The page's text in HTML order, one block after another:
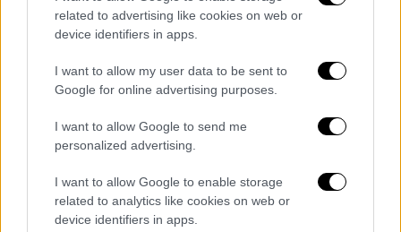
related to advertising like cookies on web or
device identifiers in apps.
I want to allow my user data to be sent to
Google for online advertising purposes.
I want to allow Google to send me
personalized advertising.
I want to allow Google to enable storage
related to analytics like cookies on web or
device identifiers in apps.
δυνητικών δικαιούχων.
Τι ισχύει για τα άτομα με αναπηρία
και τις πολύτεκνες οικογένειες
Για πρώτη φορά στο πλαίσιο του
προγράμματος δίνεται η
συμμετοχής σε άτομα με αναπηρία (67%) και
σε οικογένειες με τέκνα - άτομα με αναπηρία
ανεξαρτήτως εισοδηματικών κριτηρίων